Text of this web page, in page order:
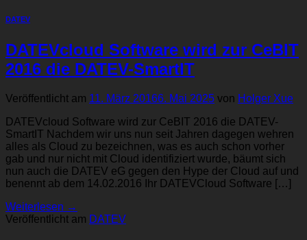
DATEV
DATEVcloud Software wird zur CeBIT
2016 die DATEV-SmartIT
Veröffentlicht am 11. März 20166. Mai 2025 von Holger Xue
DATEVcloud Software wird zur CeBIT 2016 die DATEV-
SmartIT Nachdem wir uns nun seit Jahren dagegen wehren
alles als Cloud zu bezeichnen, was es auch schon vorher
gab und nur nicht mit Cloud identifiziert wurde, bäumt sich
nun auch die DATEV eG gegen den Hype der Cloud auf und
benennt ab dem 14.02.2016 Ihr DATEVCloud Software […]
Weiterlesen →
Veröffentlicht am DATEV